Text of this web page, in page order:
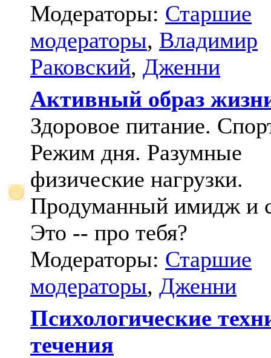
Модераторы: Старшие
модераторы, Владимир
Раковский, Дженни
Активный образ
Здоровое питание.
Режим дня. Разумные
физические нагрузки.
Продуманный имидж и
Это -- про тебя?
Модераторы: Старшие
модераторы, Дженни
Психологические
течения